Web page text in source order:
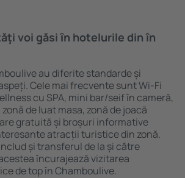
voi găsi ȋn hotelurile din în
au diferite standarde și
Cele mai frecvente sunt Wi-Fi
cu SPA, mini bar/seif în cameră,
de luat masa, zonă de joacă
gratuită și broșuri informative
atracții turistice din zonă.
și transferul de la și către
încurajează vizitarea
de top în Chamboulive.